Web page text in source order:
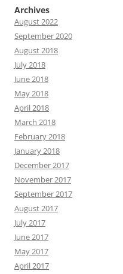
Archives
August 2022
September 2020
August 2018
July 2018
June 2018
May 2018
April 2018
March 2018
February 2018
January 2018
December 2017
November 2017
September 2017
August 2017
July 2017
June 2017
May 2017
April 2017